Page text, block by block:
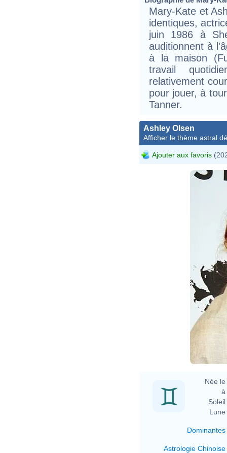
Mary-Kate et
identiques,
juin 1986 à
auditionnent à
à la maison
travail
relativement
pour jouer, à
Tanner.
Ashley Olsen
Afficher le thème astral
Ajouter aux favoris
Née le
à
Soleil
Lune
Dominantes
Astrologie Chinoise